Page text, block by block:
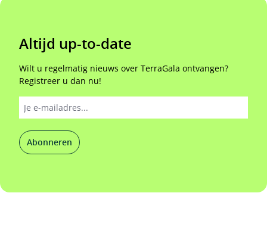
Altijd up-to-date
Wilt u regelmatig nieuws over TerraGala ontvangen?
Registreer u dan nu!
Abonneren